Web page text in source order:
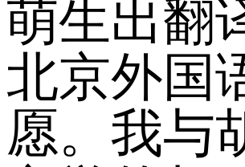
萌生出翻
北京外国
愿。我与